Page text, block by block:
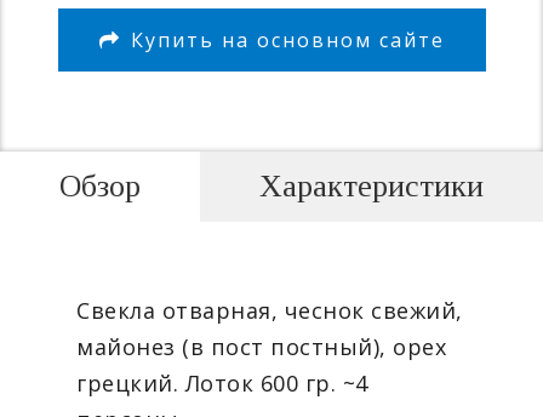
Купить на основном сайте
Обзор
Свекла отварная, чеснок свежий,
майонез (в пост постный), орех
грецкий. Лоток 600 гр. ~4
Характеристики